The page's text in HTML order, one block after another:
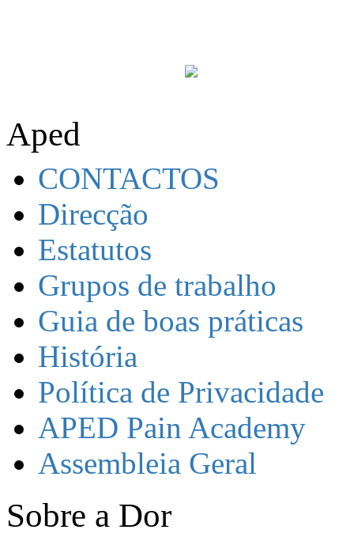
Aped
CONTACTOS
Direcção
Estatutos
Grupos de trabalho
Guia de boas práticas
História
Política de Privacidade
APED Pain Academy
Assembleia Geral
Sobre a Dor